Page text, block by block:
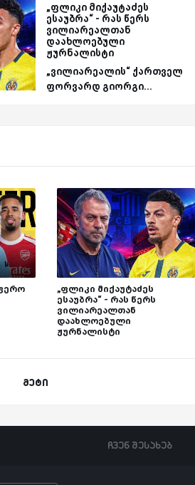
„ფლიკი მიქაუტაძეს
ესაუბრა“ - რას წერს
ვილიარეალთან
დაახლოებული
ჟურნალისტი
„ვილიარეალის“ ქართველ
ფორვარდ გიორგი...
„ფლიკი მიქაუტაძეს
ესაუბრა“ - რას წერს
ვილიარეალთან
დაახლოებული
ჟურნალისტი
მეტი
ჩვენ შესახებ